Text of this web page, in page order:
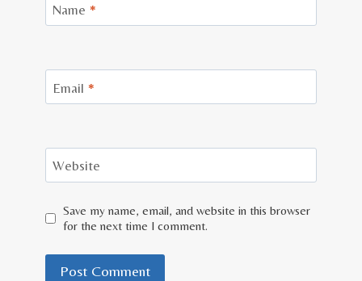
Name *
Email *
Website
Save my name, email, and website in this browser
for the next time I comment.